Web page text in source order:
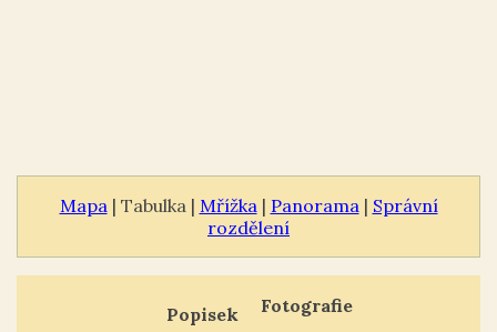
Mapa | Tabulka | Mřížka | Panorama | Správní
rozdělení
Popisek Fotografie